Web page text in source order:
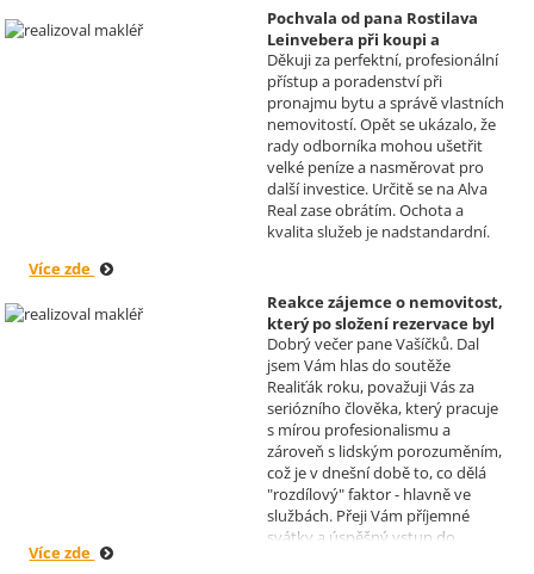
problému. Vaše společnost i Vy v
nás získáváte opravdu spokojené
klienty, kteří budou vaše služby
vždy doporučovat každému, kdo
je potřebuje. Věřím, že se na Vás
budeme moci obrátit i v případě
prodeje, který plánujeme v
budoucnu uskutečnit. Se
srdečným pozdravem a přáním
mnoho zdraví i úspěchů Vám
přejí manželé Kovandovi
Pochvala od pana Rostilava
Leinvebera při koupi a
následném pronájmu
investiční nemovitosti
Realizoval makléř: David
Vašíček
Děkuji za perfektní, profesionální
přístup a poradenství při
pronajmu bytu a správě vlastních
nemovitostí. Opět se ukázalo, že
rady odborníka mohou ušetřit
velké peníze a nasměrovat pro
další investice. Určitě se na Alva
Real zase obrátím. Ochota a
kvalita služeb je nadstandardní.
Více zde
Reakce zájemce o nemovitost,
který po složení rezervace byl
nucen od koupi odstoupit.
Realizoval makléř: David
Vašíček
Dobrý večer pane Vašíčků. Dal
jsem Vám hlas do soutěže
Realiťák roku, považuji Vás za
seriózního člověka, který pracuje
s mírou profesionalismu a
zároveň s lidským porozuměním,
což je v dnešní době to, co dělá
"rozdílový" faktor - hlavně ve
službách. Přeji Vám příjemné
svátky a úspěšný vstup do
Více zde